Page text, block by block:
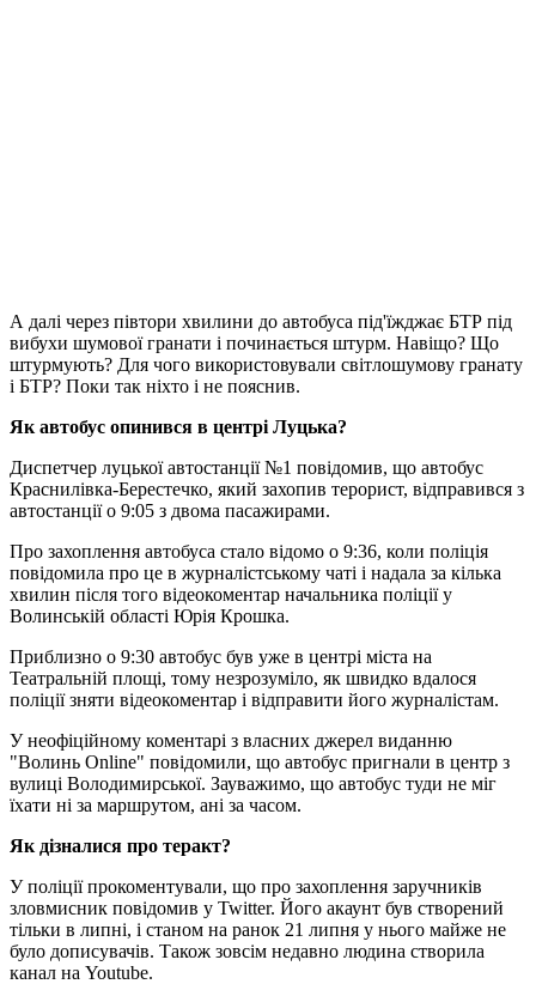
А далі через півтори хвилини до автобуса під'їжджає БТР під
вибухи шумової гранати і починається штурм. Навіщо? Що
штурмують? Для чого використовували світлошумову гранату
і БТР? Поки так ніхто і не пояснив.
Як автобус опинився в центрі Луцька?
Диспетчер луцької автостанції №1 повідомив, що автобус
Краснилівка-Берестечко, який захопив терорист, відправився з
автостанції о 9:05 з двома пасажирами.
Про захоплення автобуса стало відомо о 9:36, коли поліція
повідомила про це в журналістському чаті і надала за кілька
хвилин після того відеокоментар начальника поліції у
Волинській області Юрія Крошка.
Приблизно о 9:30 автобус був уже в центрі міста на
Театральній площі, тому незрозуміло, як швидко вдалося
поліції зняти відеокоментар і відправити його журналістам.
У неофіційному коментарі з власних джерел виданню
"Волинь Online" повідомили, що автобус пригнали в центр з
вулиці Володимирської. Зауважимо, що автобус туди не міг
їхати ні за маршрутом, ані за часом.
Як дізналися про теракт?
У поліції прокоментували, що про захоплення заручників
зловмисник повідомив у Twitter. Його акаунт був створений
тільки в липні, і станом на ранок 21 липня у нього майже не
було дописувачів. Також зовсім недавно людина створила
канал на Youtube.